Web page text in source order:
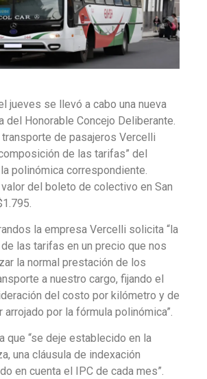
jueves se llevó a cabo una nueva
del Honorable Concejo Deliberante.
de pasajeros Vercelli
de las tarifas” del
polinómica correspondiente.
del boleto de colectivo en San
la empresa Vercelli solicita “la
las tarifas en un precio que nos
la normal prestación de los
a nuestro cargo, fijando el
del costo por kilómetro y de
arrojado por la fórmula polinómica”.
que “se deje establecido en la
una cláusula de indexación
en cuenta el IPC de cada mes”.